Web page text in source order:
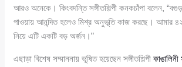
আরও অনেকে। কিংবদন্তি সঙ্গীতশিল্পী কনকচাঁপা বলেন,
পাওয়ায় আনন্দিত হলেও মিশ্র অনুভূতি কাজ করছে। আমার ৪২
নিয়ে এটি একটি বড় অর্জন।”
এছাড়া বিশেষ সম্মাননায় ভূষিত হয়েছেন সঙ্গীতশিল্পীকাঙালিনী